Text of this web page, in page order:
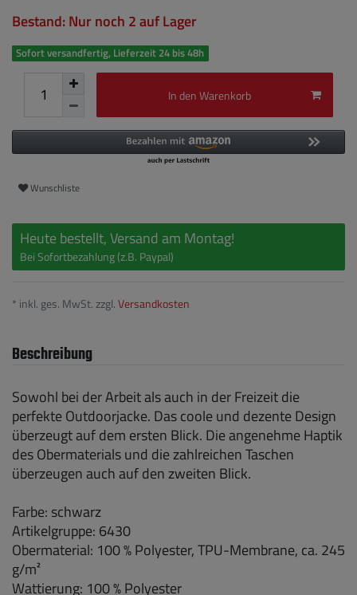
Bestand: Nur noch 2 auf Lager
Sofort versandfertig, Lieferzeit 24 bis 48h
In den Warenkorb
Wunschliste
Heute bestellt, Versand am Montag!
Bei Sofortbezahlung (z.B. Paypal)
* inkl. ges. MwSt. zzgl.Versandkosten
Beschreibung
Sowohl bei der Arbeit als auch in der Freizeit die
perfekte Outdoorjacke. Das coole und dezente Design
überzeugt auf dem ersten Blick. Die angenehme Haptik
des Obermaterials und die zahlreichen Taschen
überzeugen auch auf den zweiten Blick.
Farbe: schwarz
Artikelgruppe: 6430
Obermaterial: 100 % Polyester, TPU-Membrane, ca. 245
g/m²
Wattierung: 100 % Polyester